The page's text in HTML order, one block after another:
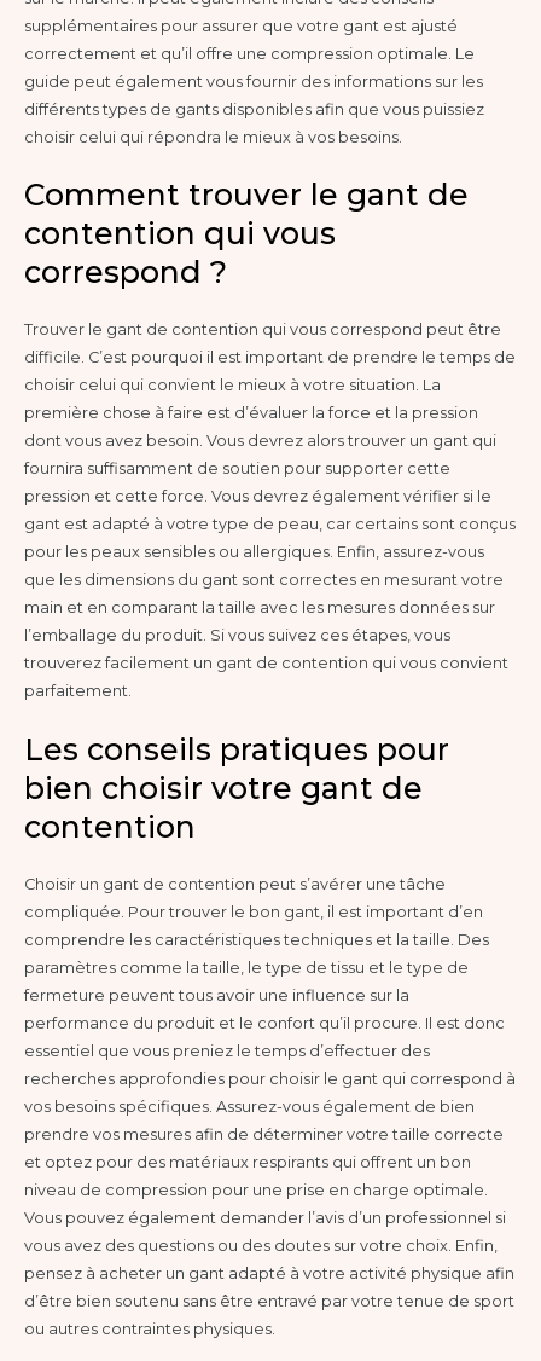
supplémentaires pour assurer que votre gant est ajusté
correctement et qu’il offre une compression optimale. Le
guide peut également vous fournir des informations sur les
différents types de gants disponibles afin que vous puissiez
choisir celui qui répondra le mieux à vos besoins.
Comment trouver le gant de
contention qui vous
correspond ?
Trouver le gant de contention qui vous correspond peut être
difficile. C’est pourquoi il est important de prendre le temps de
choisir celui qui convient le mieux à votre situation. La
première chose à faire est d’évaluer la force et la pression
dont vous avez besoin. Vous devrez alors trouver un gant qui
fournira suffisamment de soutien pour supporter cette
pression et cette force. Vous devrez également vérifier si le
gant est adapté à votre type de peau, car certains sont conçus
pour les peaux sensibles ou allergiques. Enfin, assurez-vous
que les dimensions du gant sont correctes en mesurant votre
main et en comparant la taille avec les mesures données sur
l’emballage du produit. Si vous suivez ces étapes, vous
trouverez facilement un gant de contention qui vous convient
parfaitement.
Les conseils pratiques pour
bien choisir votre gant de
contention
Choisir un gant de contention peut s’avérer une tâche
compliquée. Pour trouver le bon gant, il est important d’en
comprendre les caractéristiques techniques et la taille. Des
paramètres comme la taille, le type de tissu et le type de
fermeture peuvent tous avoir une influence sur la
performance du produit et le confort qu’il procure. Il est donc
essentiel que vous preniez le temps d’effectuer des
recherches approfondies pour choisir le gant qui correspond à
vos besoins spécifiques. Assurez-vous également de bien
prendre vos mesures afin de déterminer votre taille correcte
et optez pour des matériaux respirants qui offrent un bon
niveau de compression pour une prise en charge optimale.
Vous pouvez également demander l’avis d’un professionnel si
vous avez des questions ou des doutes sur votre choix. Enfin,
pensez à acheter un gant adapté à votre activité physique afin
d’être bien soutenu sans être entravé par votre tenue de sport
ou autres contraintes physiques.